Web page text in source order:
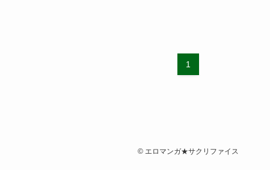
1
© エロマンガ★サクリファイス